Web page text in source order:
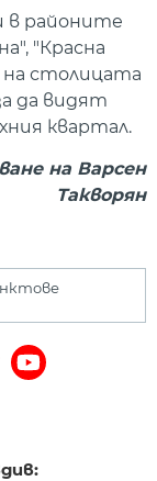
в районите
"Красна
на столицата
да видят
квартал.
на Варсен
Такворян